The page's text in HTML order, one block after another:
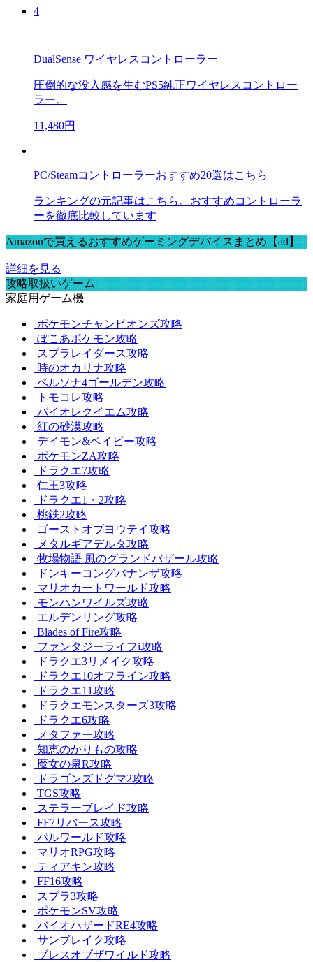
4
DualSense ワイヤレスコントローラー
圧倒的な没入感を生むPS5純正ワイヤレスコントロー
ラー。
11,480円
PC/Steamコントローラーおすすめ20選はこちら
ランキングの元記事はこちら。おすすめコントローラ
ーを徹底比較しています
Amazonで買えるおすすめゲーミングデバイスまとめ【ad】
詳細を見る
攻略取扱いゲーム
家庭用ゲーム機
ポケモンチャンピオンズ攻略
ぽこあポケモン攻略
スプラレイダース攻略
時のオカリナ攻略
ペルソナ4ゴールデン攻略
トモコレ攻略
バイオレクイエム攻略
紅の砂漠攻略
デイモン&ベイビー攻略
ポケモンZA攻略
ドラクエ7攻略
仁王3攻略
ドラクエ1・2攻略
桃鉄2攻略
ゴーストオブヨウテイ攻略
メタルギアデルタ攻略
牧場物語 風のグランドバザール攻略
ドンキーコングバナンザ攻略
マリオカートワールド攻略
モンハンワイルズ攻略
エルデンリング攻略
Blades of Fire攻略
ファンタジーライフi攻略
ドラクエ3リメイク攻略
ドラクエ10オフライン攻略
ドラクエ11攻略
ドラクエモンスターズ3攻略
ドラクエ6攻略
メタファー攻略
知恵のかりもの攻略
魔女の泉R攻略
ドラゴンズドグマ2攻略
TGS攻略
ステラーブレイド攻略
FF7リバース攻略
パルワールド攻略
マリオRPG攻略
ティアキン攻略
FF16攻略
スプラ3攻略
ポケモンSV攻略
バイオハザードRE4攻略
サンブレイク攻略
ブレスオブザワイルド攻略